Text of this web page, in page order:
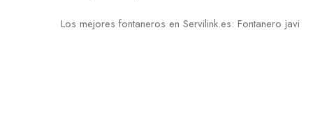
Los mejores fontaneros en Servilink.es: Fontanero javi